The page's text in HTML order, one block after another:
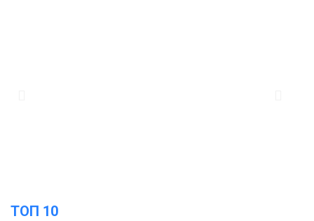
Новости
ТОП 10